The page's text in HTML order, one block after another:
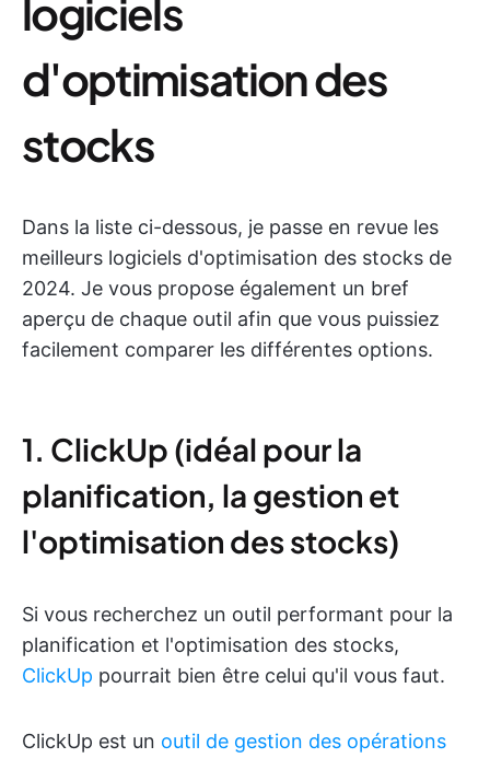
logiciels
d'optimisation des
stocks
Dans la liste ci-dessous, je passe en revue les
meilleurs logiciels d'optimisation des stocks de
2024. Je vous propose également un bref
aperçu de chaque outil afin que vous puissiez
facilement comparer les différentes options.
1. ClickUp (idéal pour la
planification, la gestion et
l'optimisation des stocks)
Si vous recherchez un outil performant pour la
planification et l'optimisation des stocks,
ClickUp pourrait bien être celui qu'il vous faut.
ClickUp est un outil de gestion des opérations